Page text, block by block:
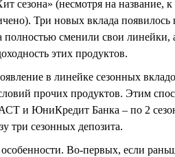
(несмотря на название, к
Три новых вклада
полностью сменили свои линейки,
этих продуктов.
в линейке сезонных
прочих продуктов. Этим
и ЮниКредит Банка – по 2
три сезонных депозита.
Во-первых, если